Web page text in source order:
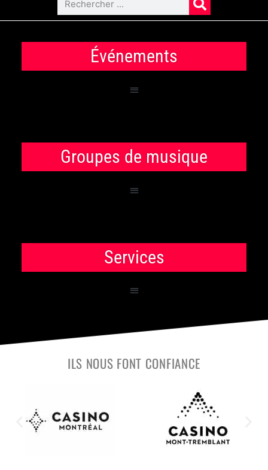
Événements
Groupes de musique
Services
ILS NOUS FONT CONFIANCE